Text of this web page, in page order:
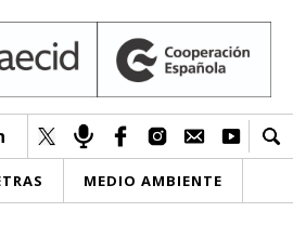
MEDIO AMBIENTE